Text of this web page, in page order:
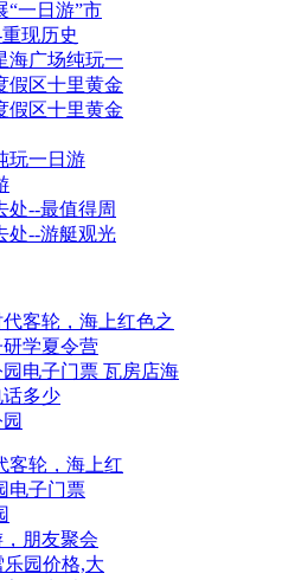
“一日游”市
现历史
海广场纯玩一
假区十里黄金
假区十里黄金
玩一日游
处--最值得周
处--游艇观光
客轮，海上红
电子门票
朋友聚会
园价格,大